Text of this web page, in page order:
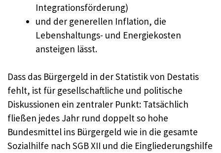
Integrationsförderung)
und der generellen Inflation, die
Lebenshaltungs- und Energiekosten
ansteigen lässt.
Dass das Bürgergeld in der Statistik von Destatis
fehlt, ist für gesellschaftliche und politische
Diskussionen ein zentraler Punkt: Tatsächlich
fließen jedes Jahr rund doppelt so hohe
Bundesmittel ins Bürgergeld wie in die gesamte
Sozialhilfe nach SGB XII und die Eingliederungshilfe